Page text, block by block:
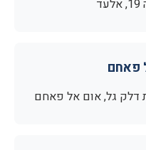
פאחם
דלק גל, אום אל פאחם